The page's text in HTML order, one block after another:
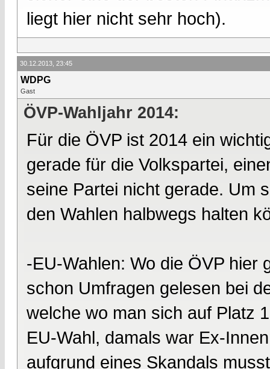
liegt hier nicht sehr hoch).
30.12.2013, 23:45
WDPG
Gast
ÖVP-Wahljahr 2014:
Für die ÖVP ist 2014 ein
gerade für die Volkspartei,
seine Partei nicht gerade. Um
den Wahlen halbwegs halten
-EU-Wahlen: Wo die ÖVP hier
schon Umfragen gelesen bei
welche wo man sich auf Platz
EU-Wahl, damals war Ex-
aufgrund eines Skandals